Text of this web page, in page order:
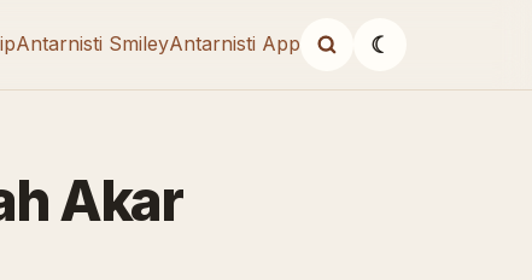
Antarnisti SmileyAntarnisti App ☾
Akar